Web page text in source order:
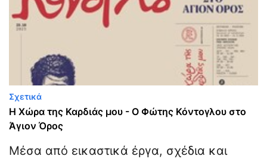
Σχετικά
Η Χώρα της Καρδιάς μου - Ο Φώτης Κόντογλου στο
Άγιον Όρος
Μέσα από εικαστικά έργα, σχέδια και